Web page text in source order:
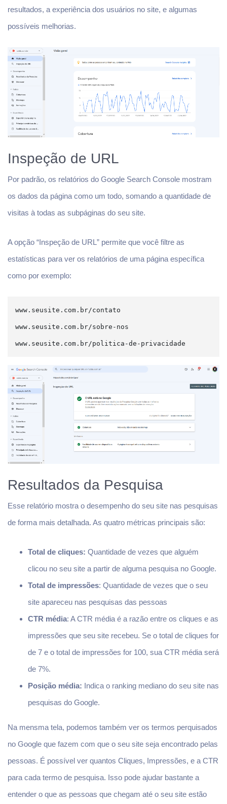
resultados, a experiência dos usuários no site, e algumas
possíveis melhorias.
Inspeção de URL
Por padrão, os relatórios do Google Search Console mostram
os dados da página como um todo, somando a quantidade de
visitas à todas as subpáginas do seu site.
A opção “Inspeção de URL” permite que você filtre as
estatísticas para ver os relatórios de uma página específica
como por exemplo:
www . seusite . com . br/contato
www . seusite . com . br/sobre - nos
www . seusite . com . br/politica -de - privacidade
Resultados da Pesquisa
Esse relatório mostra o desempenho do seu site nas pesquisas
de forma mais detalhada. As quatro métricas principais são:
Total de cliques: Quantidade de vezes que alguém
clicou no seu site a partir de alguma pesquisa no Google.
Total de impressões: Quantidade de vezes que o seu
site apareceu nas pesquisas das pessoas
CTR média: A CTR média é a razão entre os cliques e as
impressões que seu site recebeu. Se o total de cliques for
de 7 e o total de impressões for 100, sua CTR média será
de 7%.
Posição média: Indica o ranking mediano do seu site nas
pesquisas do Google.
Na mensma tela, podemos também ver os termos perquisados
no Google que fazem com que o seu site seja encontrado pelas
pessoas. É possível ver quantos Cliques, Impressões, e a CTR
para cada termo de pesquisa. Isso pode ajudar bastante a
entender o que as pessoas que chegam até o seu site estão